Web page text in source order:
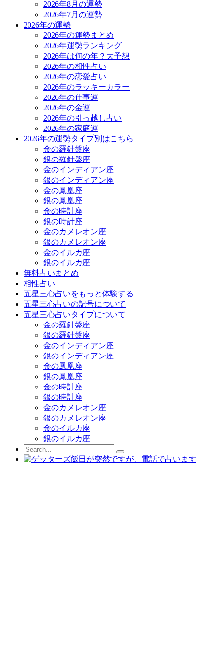
2026年8月の運勢
2026年7月の運勢
2026年の運勢
2026年の運勢まとめ
2026年運勢ランキング
2026年は何の年？大予想
2026年の相性占い
2026年の恋愛占い
2026年のラッキーカラー
2026年の仕事運
2026年の金運
2026年の引っ越し占い
2026年の家庭運
2026年の運勢タイプ別はこちら
金の羅針盤座
銀の羅針盤座
金のインディアン座
銀のインディアン座
金の鳳凰座
銀の鳳凰座
金の時計座
銀の時計座
金のカメレオン座
銀のカメレオン座
金のイルカ座
銀のイルカ座
無料占いまとめ
相性占い
五星三心占いをもっと体験する
五星三心占いの記号について
五星三心占いタイプについて
金の羅針盤座
銀の羅針盤座
金のインディアン座
銀のインディアン座
金の鳳凰座
銀の鳳凰座
金の時計座
銀の時計座
金のカメレオン座
銀のカメレオン座
金のイルカ座
銀のイルカ座